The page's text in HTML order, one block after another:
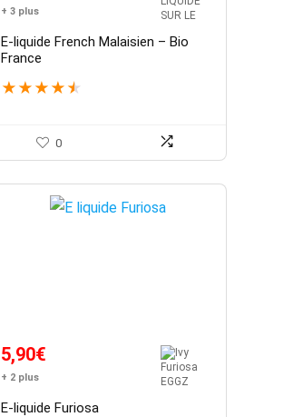
+ 3 plus
E-liquide French Malaisien – Bio
France
★ ★ ★ ★ ★
0
5,90€
+ 2 plus
E-liquide Furiosa